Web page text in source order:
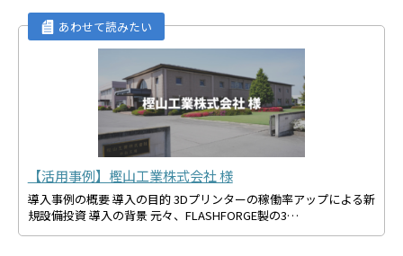
【活用事例】樫山工業株式会社 様
導入事例の概要 導入の目的 3Dプリンターの稼働率アップによる新
規設備投資 導入の背景 元々、FLASHFORGE製の3…